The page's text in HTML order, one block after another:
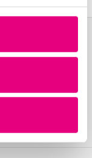
about the